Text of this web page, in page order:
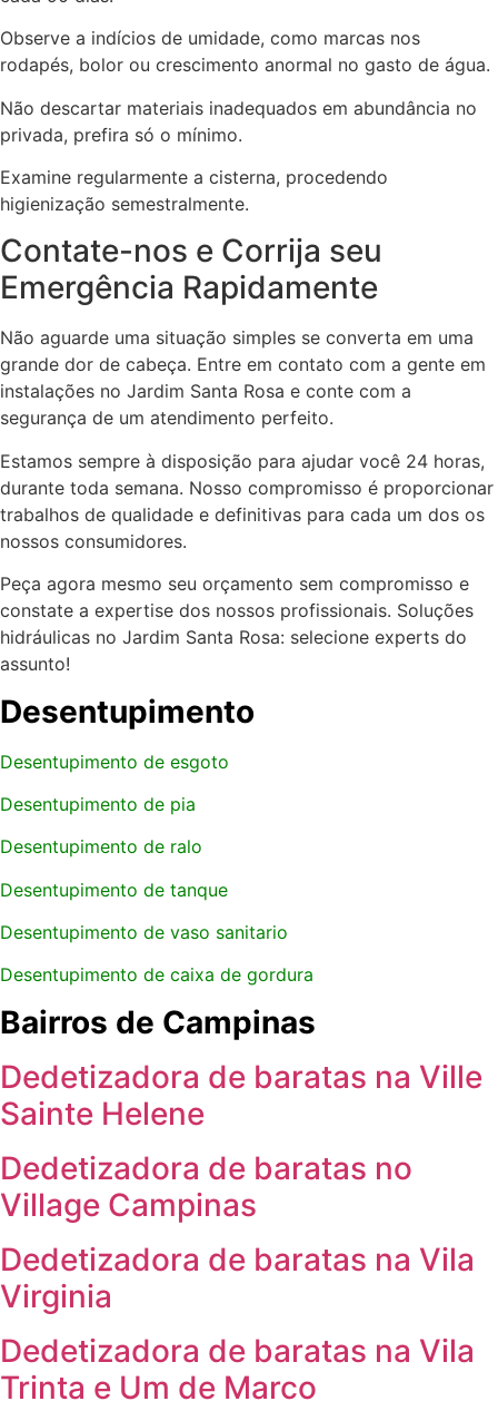
Observe a indícios de umidade, como marcas nos
rodapés, bolor ou crescimento anormal no gasto de água.
Não descartar materiais inadequados em abundância no
privada, prefira só o mínimo.
Examine regularmente a cisterna, procedendo
higienização semestralmente.
Contate-nos e Corrija seu
Emergência Rapidamente
Não aguarde uma situação simples se converta em uma
grande dor de cabeça. Entre em contato com a gente em
instalações no Jardim Santa Rosa e conte com a
segurança de um atendimento perfeito.
Estamos sempre à disposição para ajudar você 24 horas,
durante toda semana. Nosso compromisso é proporcionar
trabalhos de qualidade e definitivas para cada um dos os
nossos consumidores.
Peça agora mesmo seu orçamento sem compromisso e
constate a expertise dos nossos profissionais. Soluções
hidráulicas no Jardim Santa Rosa: selecione experts do
assunto!
Desentupimento
Desentupimento de esgoto
Desentupimento de pia
Desentupimento de ralo
Desentupimento de tanque
Desentupimento de vaso sanitario
Desentupimento de caixa de gordura
Bairros de Campinas
Dedetizadora de baratas na Ville
Sainte Helene
Dedetizadora de baratas no
Village Campinas
Dedetizadora de baratas na Vila
Virginia
Dedetizadora de baratas na Vila
Trinta e Um de Marco